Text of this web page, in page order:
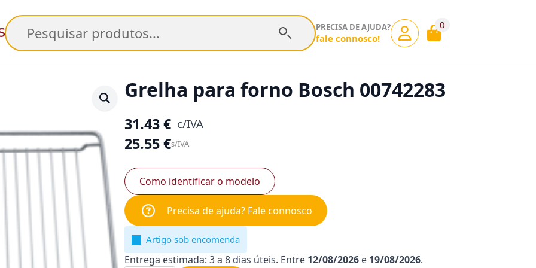
Pesquisar PRECISA DE AJUDA?
fale connosco!
0
Grelha para forno Bosch 00742283
31.43€ c/IVA
25.55€s/IVA
Como identificar o modelo
Precisa de ajuda? Fale connosco
Artigo sob encomenda
Entrega estimada: 3 a 8 dias úteis. Entre 12/08/2026 e 19/08/2026.